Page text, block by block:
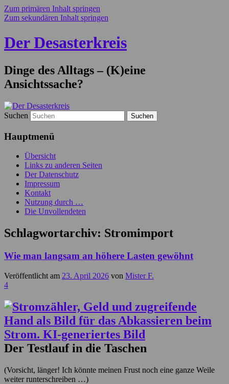
Zum primären Inhalt springen
Zum sekundären Inhalt springen
Der Desasterkreis
Dinge des Alltags – (K)eine
Ansichtssache?
Suchen
Hauptmenü
Übersicht
Links zu anderen Seiten
Der Datenschutz
Impressum
Kontakt
Nutzung durch …
Die Unvollendeten
Schlagwortarchiv: Stromimport
Wie man langsam an höhere Lasten gewöhnt
Veröffentlicht am 23. April 2026 von Mister F.
4
Der Testlauf in die Taschen
(Vorsicht, länger! Ich könnte meinen Frust noch eine ganze Weile
weiter runterschreiben …)